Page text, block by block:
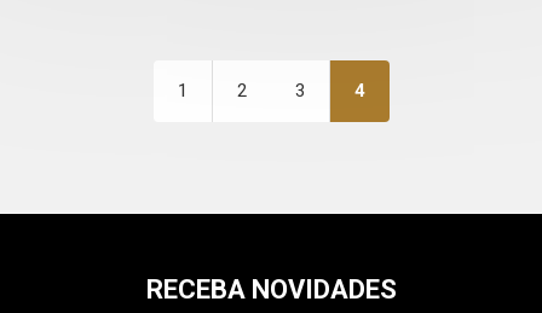
1 2 3 4
RECEBA NOVIDADES